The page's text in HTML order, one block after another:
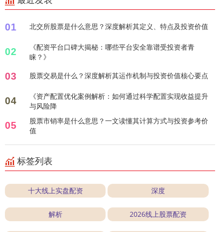
01 北交所股票是什么意思？深度解析其定义、特点及投资价值
02
《配资平台口碑大揭秘：哪些平台安全靠谱受投资者青
睐？》
03 股票交易是什么？深度解析其运作机制与投资价值核心要点
04
《资产配置优化案例解析：如何通过科学配置实现收益提升
与风险降
05
股票市销率是什么意思？一文读懂其计算方式与投资参考价
值
标签列表
十大线上实盘配资 深度
解析 2026线上股票配资